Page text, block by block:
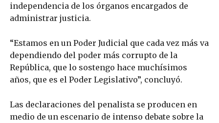
independencia de los órganos encargados de
administrar justicia.
“Estamos en un Poder Judicial que cada vez más va
dependiendo del poder más corrupto de la
República, que lo sostengo hace muchísimos
años, que es el Poder Legislativo”, concluyó.
Las declaraciones del penalista se producen en
medio de un escenario de intenso debate sobre la